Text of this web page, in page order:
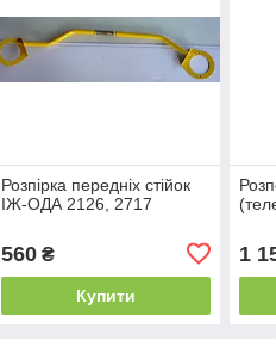
Розпірка передніх стійок
ІЖ-ОДА 2126, 2717
560₴
Купити
1